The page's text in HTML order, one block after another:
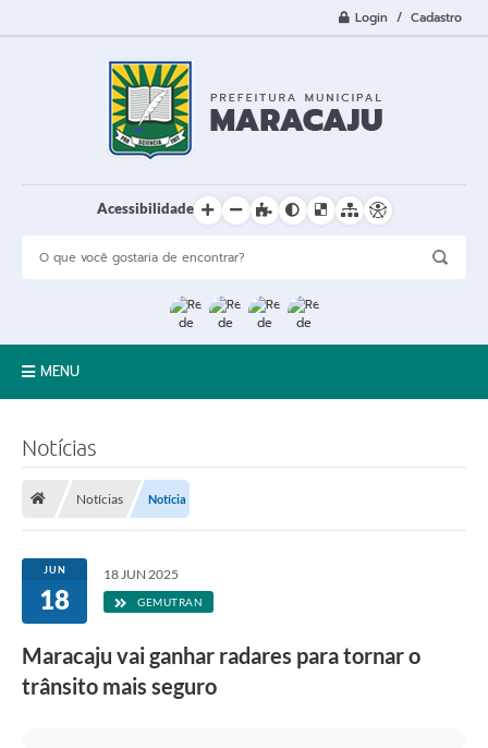
Login / Cadastro
Acessibilidade
MENU
LGPD
Licitações
Transparência
Notícias
Notícias Notícia
JUN
18
18 JUN 2025
GEMUTRAN
Maracaju vai ganhar radares para tornar o
trânsito mais seguro